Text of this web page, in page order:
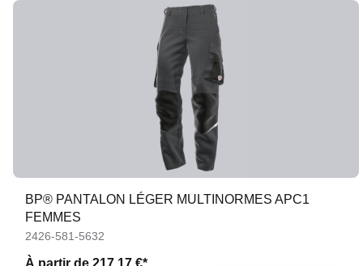
BP® PANTALON LÉGER MULTINORMES APC1
FEMMES
2426-581-5632
À partir de 217,17 €*